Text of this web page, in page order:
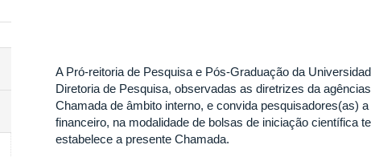
A Pró-reitoria de Pesquisa e Pós-Graduação da
Diretoria de Pesquisa, observadas as diretrizes da
Chamada de âmbito interno, e convida pesquisadores(as)
financeiro, na modalidade de bolsas de iniciação científica
estabelece a presente Chamada.